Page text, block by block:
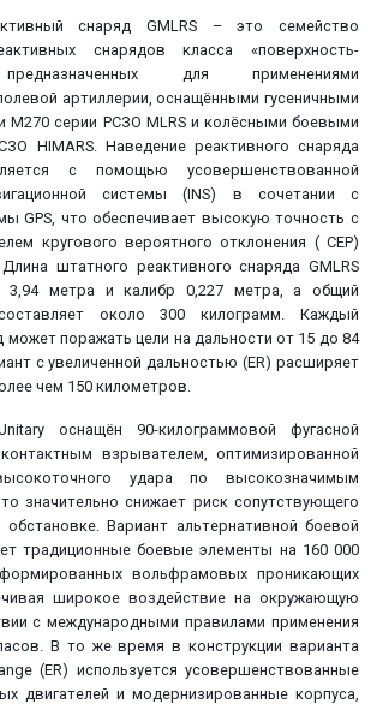
снаряд GMLRS – это семейство
снарядов класса «поверхность-
для применениями
артиллерии, оснащёнными гусеничными
серии РСЗО MLRS и колёсными боевыми
HIMARS. Наведение реактивного снаряда
с помощью усовершенствованной
системы (INS) в сочетании с
GPS, что обеспечивает высокую точность с
кругового вероятного отклонения ( CEP)
штатного реактивного снаряда GMLRS
3,94 метра и калибр 0,227 метра, а общий
около 300 килограмм. Каждый
может поражать цели на дальности от 15 до 84
с увеличенной дальностью (ER) расширяет
чем 150 километров.
оснащён 90-килограммовой фугасной
взрывателем, оптимизированной
удара по высокозначимым
значительно снижает риск сопутствующего
Вариант альтернативной боевой
традиционные боевые элементы на 160 000
вольфрамовых проникающих
широкое воздействие на окружающую
с международными правилами применения
В то же время в конструкции варианта
(ER) используется усовершенствованные
двигателей и модернизированные корпуса,